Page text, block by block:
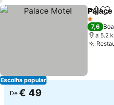
Escolha popular
1 Estrelas
7,6 Boa
a 5.2
De € 49